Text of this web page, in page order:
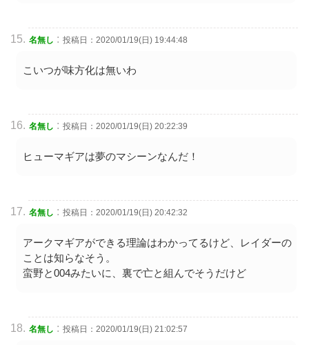
名無し : 投稿日：2020/01/19(日) 19:44:48
こいつが味方化は無いわ
名無し : 投稿日：2020/01/19(日) 20:22:39
ヒューマギアは夢のマシーンなんだ！
名無し : 投稿日：2020/01/19(日) 20:42:32
アークマギアができる理論はわかってるけど、レイダーの
ことは知らなそう。
蛮野と004みたいに、裏で亡と組んでそうだけど
名無し : 投稿日：2020/01/19(日) 21:02:57